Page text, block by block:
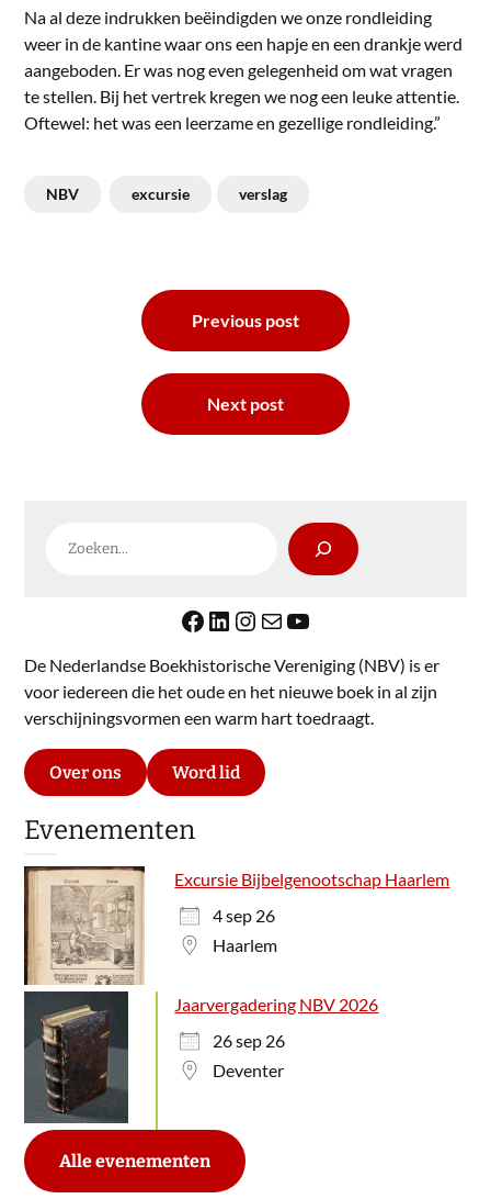
Na al deze indrukken beëindigden we onze rondleiding
weer in de kantine waar ons een hapje en een drankje werd
aangeboden. Er was nog even gelegenheid om wat vragen
te stellen. Bij het vertrek kregen we nog een leuke attentie.
Oftewel: het was een leerzame en gezellige rondleiding.”
NBV excursie verslag
Previous post
Next post
Facebook
LinkedIn
Instagram
E-mailYouTube
De Nederlandse Boekhistorische Vereniging (NBV) is er
voor iedereen die het oude en het nieuwe boek in al zijn
verschijningsvormen een warm hart toedraagt.
Over ons Word lid
Evenementen
Excursie Bijbelgenootschap Haarlem
4 sep 26
Haarlem
Jaarvergadering NBV 2026
26 sep 26
Deventer
Alle evenementen